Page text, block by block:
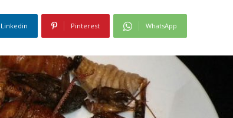
Linkedin Pinterest WhatsApp